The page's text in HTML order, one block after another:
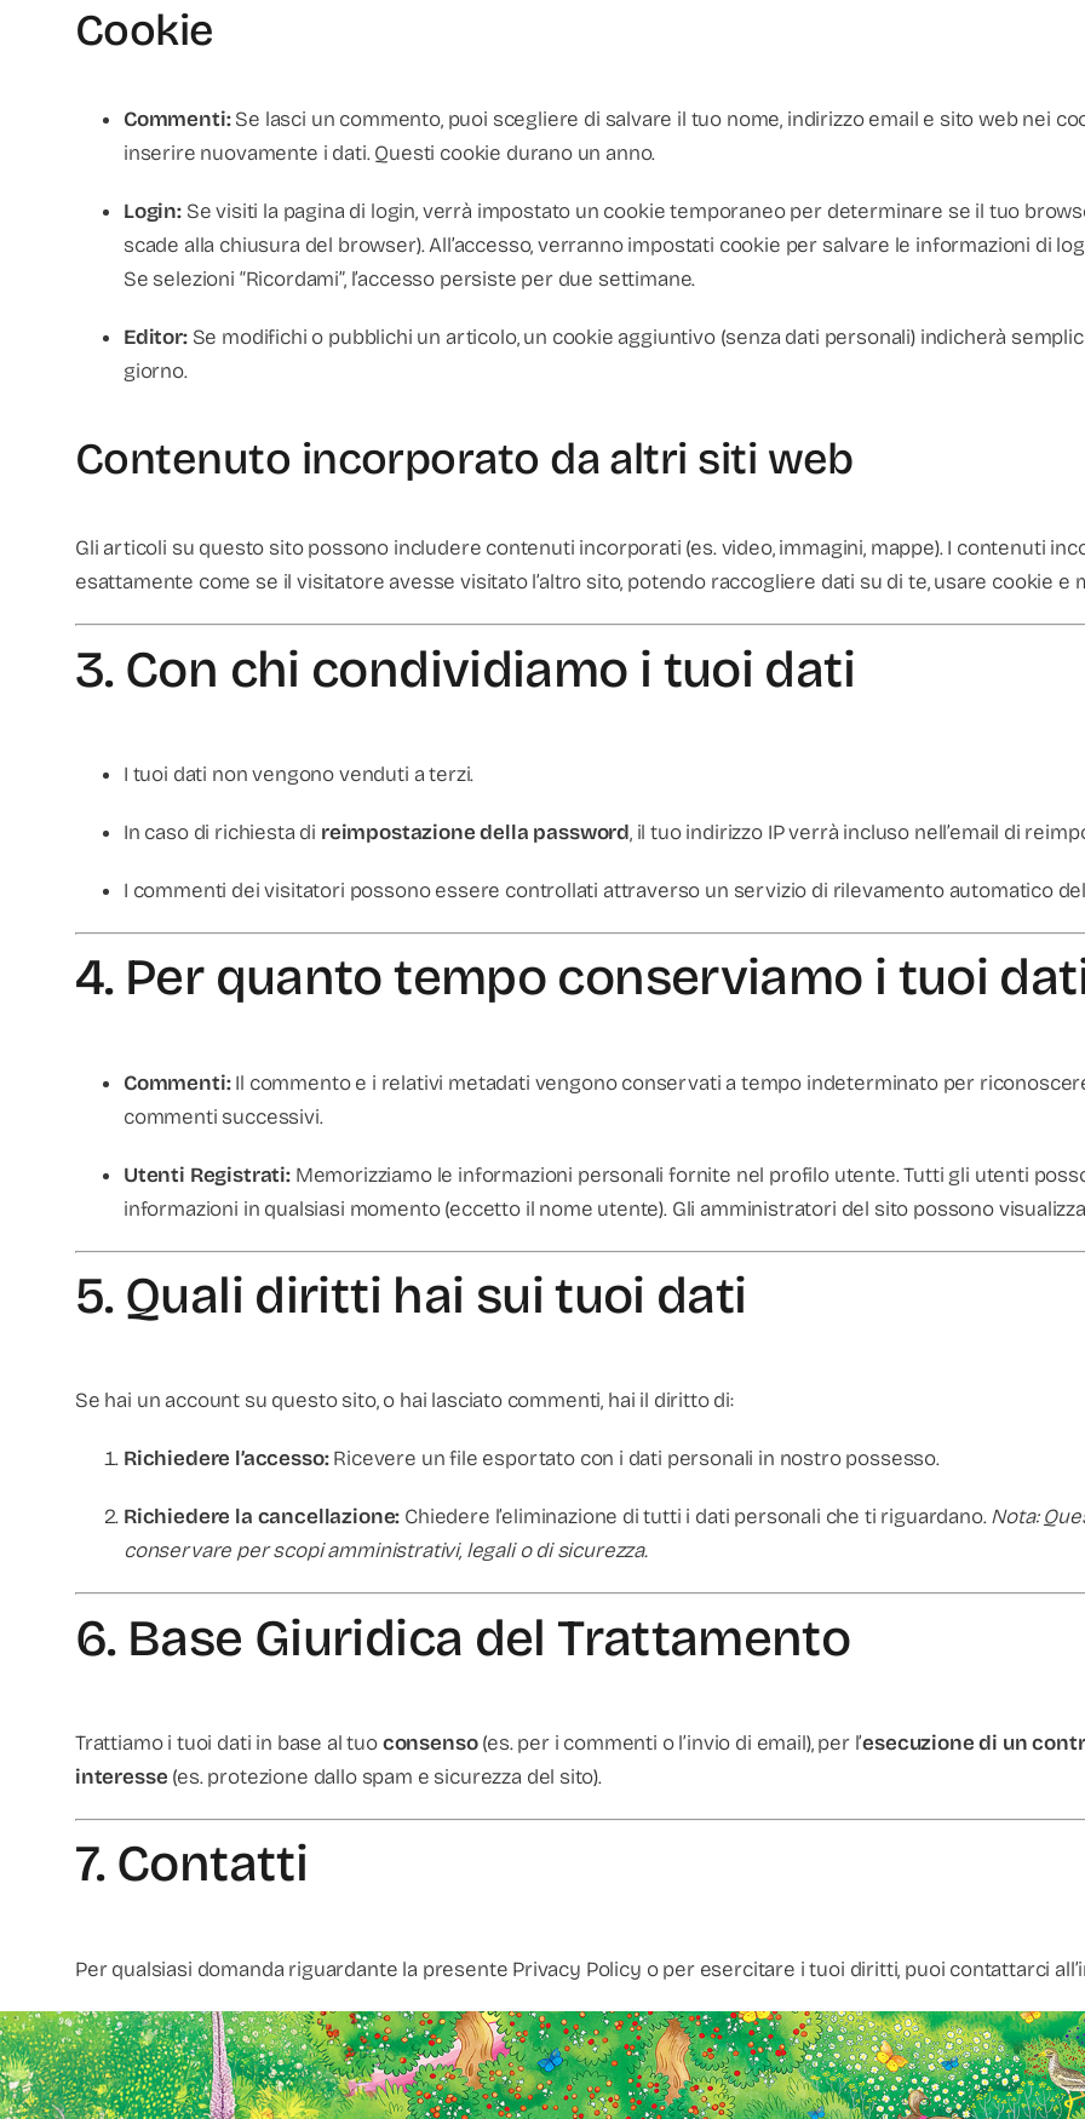
Cookie
Commenti:Se lasci un commento, puoi scegliere di salvare il tuo nome, indirizzo email e sito web nei
inserire nuovamente i dati. Questi cookie durano un anno.
Login:Se visiti la pagina di login, verrà impostato un cookie temporaneo per determinare se il tuo
scade alla chiusura del browser). All’accesso, verranno impostati cookie per salvare le informazioni di
Se selezioni “Ricordami”, l’accesso persiste per due settimane.
Editor:Se modifichi o pubblichi un articolo, un cookie aggiuntivo (senza dati personali) indicherà
giorno.
Contenuto incorporato da altri siti web
Gli articoli su questo sito possono includere contenuti incorporati (es. video, immagini, mappe). I contenuti
esattamente come se il visitatore avesse visitato l’altro sito, potendo raccogliere dati su di te, usare cookie e
3. Con chi condividiamo i tuoi dati
I tuoi dati non vengono venduti a terzi.
In caso di richiesta di reimpostazione della password, il tuo indirizzo IP verrà incluso nell’email di
I commenti dei visitatori possono essere controllati attraverso un servizio di rilevamento automatico
4. Per quanto tempo conserviamo i tuoi
Commenti:Il commento e i relativi metadati vengono conservati a tempo indeterminato per
commenti successivi.
Utenti Registrati:Memorizziamo le informazioni personali fornite nel profilo utente. Tutti gli utenti
informazioni in qualsiasi momento (eccetto il nome utente). Gli amministratori del sito possono
5. Quali diritti hai sui tuoi dati
Se hai un account su questo sito, o hai lasciato commenti, hai il diritto di:
Richiedere l’accesso:Ricevere un file esportato con i dati personali in nostro possesso.
Richiedere la cancellazione: Chiedere l’eliminazione di tutti i dati personali che ti riguardano.Nota:
conservare per scopi amministrativi, legali o di sicurezza.
6. Base Giuridica del Trattamento
Trattiamo i tuoi dati in base al tuoconsenso(es. per i commenti o l’invio di email), per l’esecuzione di un
interesse (es. protezione dallo spam e sicurezza del sito).
7. Contatti
Per qualsiasi domanda riguardante la presente Privacy Policy o per esercitare i tuoi diritti, puoi contattarci